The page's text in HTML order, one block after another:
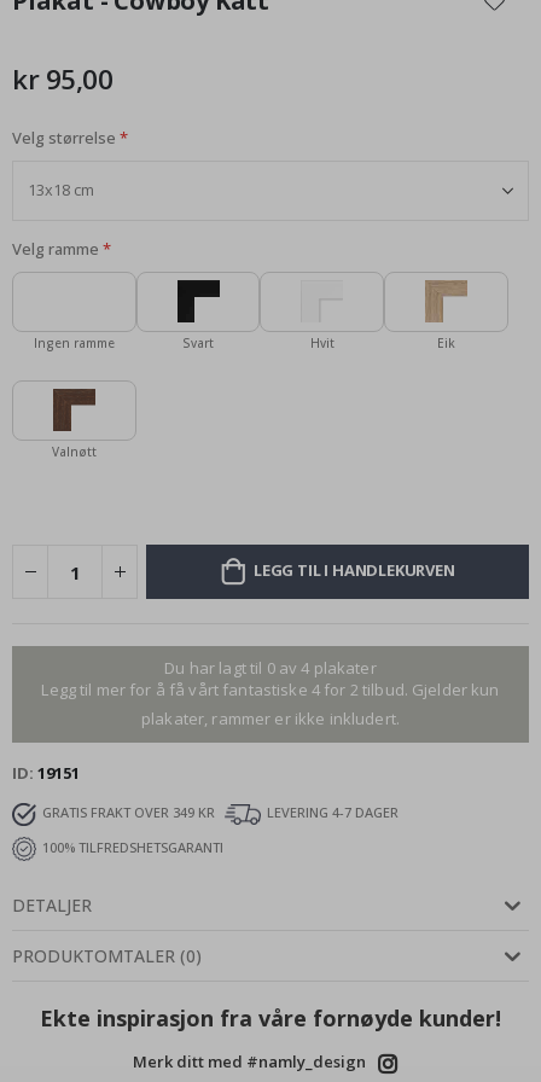
begynnelsen
kr 95,00
Velg størrelse
Velg ramme
Ingen ramme Svart Hvit Eik
Valnøtt
LEGG TIL I HANDLEKURVEN
Du har lagt til 0 av 4 plakater
Legg til mer for å få vårt fantastiske 4 for 2 tilbud. Gjelder kun
plakater, rammer er ikke inkludert.
ID 19151
GRATIS FRAKT OVER 349 KR
LEVERING 4-7 DAGER
100% TILFREDSHETSGARANTI
DETALJER
PRODUKTOMTALER (0)
Ekte inspirasjon fra våre fornøyde kunder!
Merk ditt med #namly_design